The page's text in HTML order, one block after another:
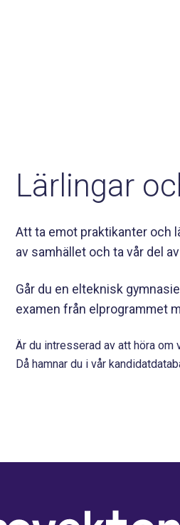
Lärlingar
Att ta emot praktikanter och
av samhället och ta vår del
Går du en elteknisk
examen från elprogrammet
Är du intresserad av att höra
Då hamnar du i vår